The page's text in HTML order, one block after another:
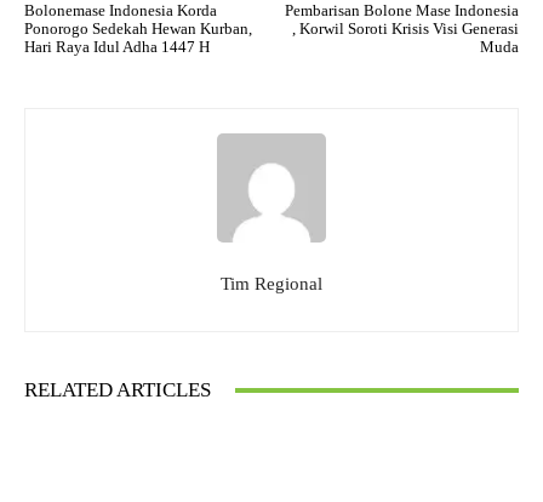
Bolonemase Indonesia Korda
Ponorogo Sedekah Hewan Kurban,
Hari Raya Idul Adha 1447 H
Pembarisan Bolone Mase Indonesia
, Korwil Soroti Krisis Visi Generasi
Muda
Tim Regional
RELATED ARTICLES